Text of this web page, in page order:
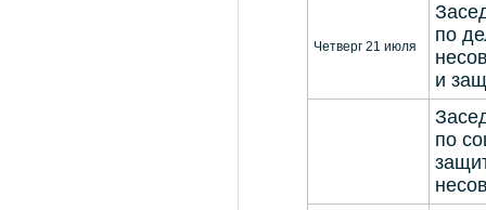
Четверг 21 июля
по
и
по